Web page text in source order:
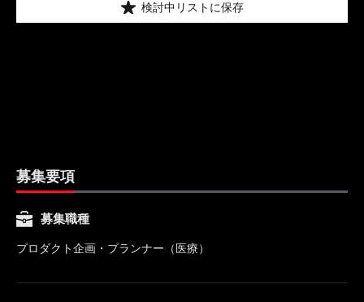
検討中リストに保存
募集要項
募集職種
プロダクト企画・プランナー（医療）